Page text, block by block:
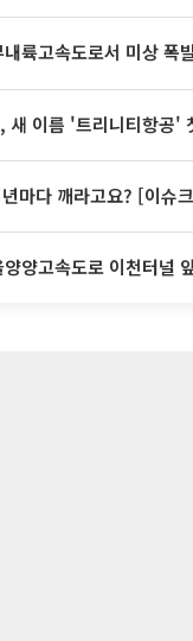
내륙고속도로서 미상 폭
마다 깨라고요? [이슈
양양고속도로 이천터널